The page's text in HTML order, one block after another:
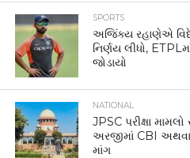
SPORTS
અજિંક્ય રહાણેએ
નિર્ણય લીધો,
જોડાયો
NATIONAL
JPSC પરીક્ષા
અરજીમાં CBI અથવા
માંગ